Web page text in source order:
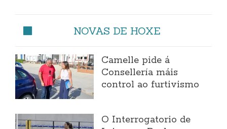
NOVAS DE HOXE
Camelle pide á
Consellería máis
control ao furtivismo
O Interrogatorio de